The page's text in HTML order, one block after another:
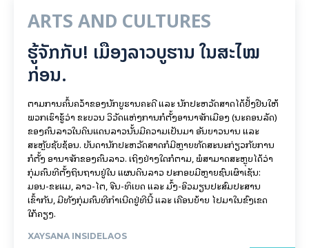
ARTS AND CULTURES
ຮູ້ຈັກກັບ! ເມືອງລາວບູຮານ ໃນສະໄໝ
ກ່ອນ.
ຕາມການຄົ້ນຄວ້າຂອງນັກບູຮານຄະດີ ແລະ ນັກປະຫວັດສາດໄດ້ຢັ້ງຢືນໃຫ້
ພວກເຮົາຮູ້ວ່າ ຂະບວນ ວິວັດແຫ່ງການກໍ່ຕັ້ງອານາຈັກເມືອງ (ນະຄອນລັດ)
ຂອງຄົນລາວໃນດິນແດນລາວນັ້ນມີຄວາມເປັນມາ ອັນຍາວນານ ແລະ
ສະຫຼັບຊັບຊ້ອນ. ບັນດານັກປະຫວັດສາດກໍມີຫຼາຍທັດສະນະກ່ຽວກັບການ
ກໍ່ຕັ້ງ ອານາຈັກຂອງຄົນລາວ. ເຖິງຢ່າງໃດກໍຕາມ, ພໍສາມາດສະຫຼຸບໄດ້ວ່າ
ກຸ່ມຄົນທີ່ຕັ້ງຖິ່ນຖານຢູ່ໃນ ແຜນດິນລາວ ປະກອບມີຫຼາຍຊົນເຜົ່າເຊັ່ນ:
ມອນ-ຂະແມ, ລາວ-ໄຕ, ຈີນ-ທິເບດ ແລະ ມົ້ງ-ອິວມຽນປະສົມປະສານ
ເຂົ້າກັນ, ມີທັງກຸ່ມຄົນທີ່ກຳເນີດຢູ່ທີ່ນີ້ ແລະ ເຄື່ອນຍ້າຍ ໄປມາໃນຂົງເຂດ
ໃກ້ຄຽງ.
XAYSANA INSIDELAOS